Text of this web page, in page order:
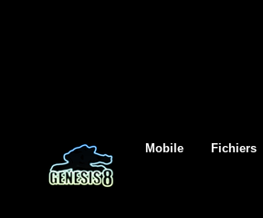
Mobile Fichiers